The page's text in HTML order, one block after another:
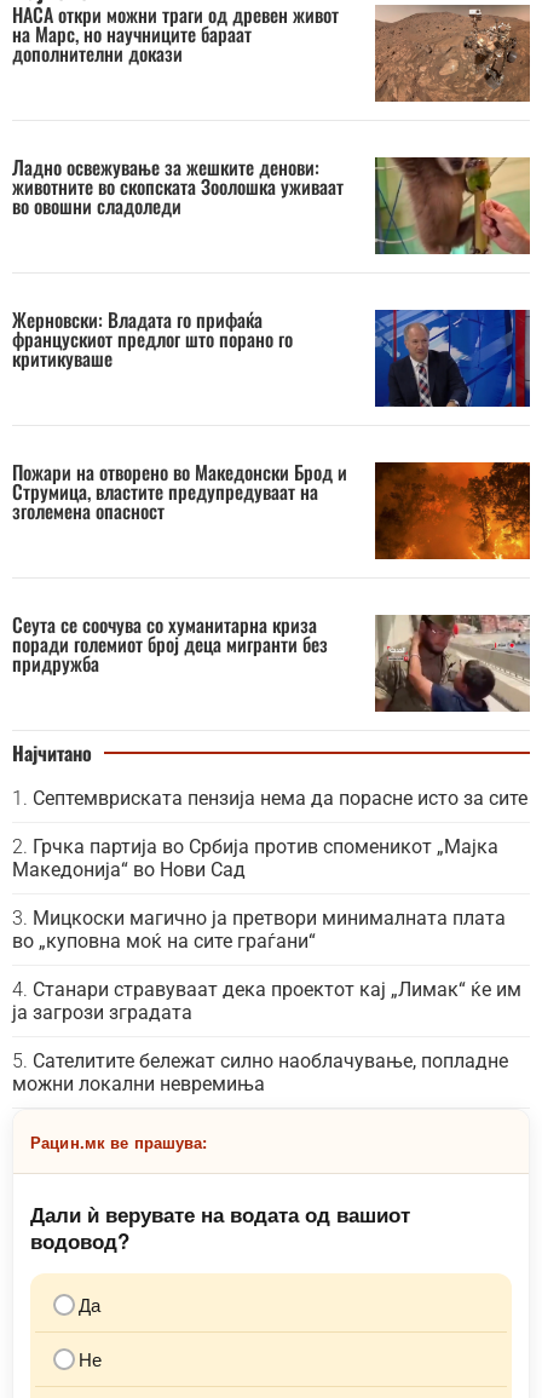
НАСА откри можни траги од древен живот
на Марс, но научниците бараат
дополнителни докази
Ладно освежување за жешките денови:
животните во скопската Зоолошка уживаат
во овошни сладоледи
Жерновски: Владата го прифаќа
францускиот предлог што порано го
критикуваше
Пожари на отворено во Македонски Брод и
Струмица, властите предупредуваат на
зголемена опасност
Сеута се соочува со хуманитарна криза
поради големиот број деца мигранти без
придружба
Најчитано
Септемвриската пензија нема да порасне исто за сите
Грчка партија во Србија против споменикот „Мајка
Македонија“ во Нови Сад
Мицкоски магично ја претвори минималната плата
во „куповна моќ на сите граѓани“
Станари стравуваат дека проектот кај „Лимак“ ќе им
ја загрози зградата
Сателитите бележат силно наоблачување, попладне
можни локални невремиња
Рацин.мк ве прашува:
Дали ѝ верувате на водата од вашиот
водовод?
Да
Не